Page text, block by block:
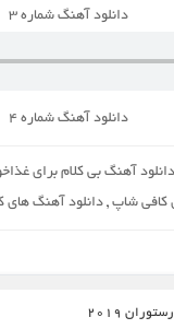
دانلود آهنگ شماره ۳
دانلود آهنگ شماره ۴
دانلود آهنگ بی کلام برای
کافی شاپ, دانلود آهنگ های
۲۰۱۹